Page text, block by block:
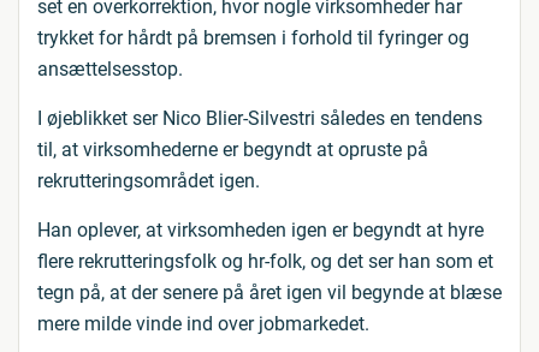
set en overkorrektion, hvor nogle virksomheder har
trykket for hårdt på bremsen i forhold til fyringer og
ansættelsesstop.
I øjeblikket ser Nico Blier-Silvestri således en tendens
til, at virksomhederne er begyndt at opruste på
rekrutteringsområdet igen.
Han oplever, at virksomheden igen er begyndt at hyre
flere rekrutteringsfolk og hr-folk, og det ser han som et
tegn på, at der senere på året igen vil begynde at blæse
mere milde vinde ind over jobmarkedet.